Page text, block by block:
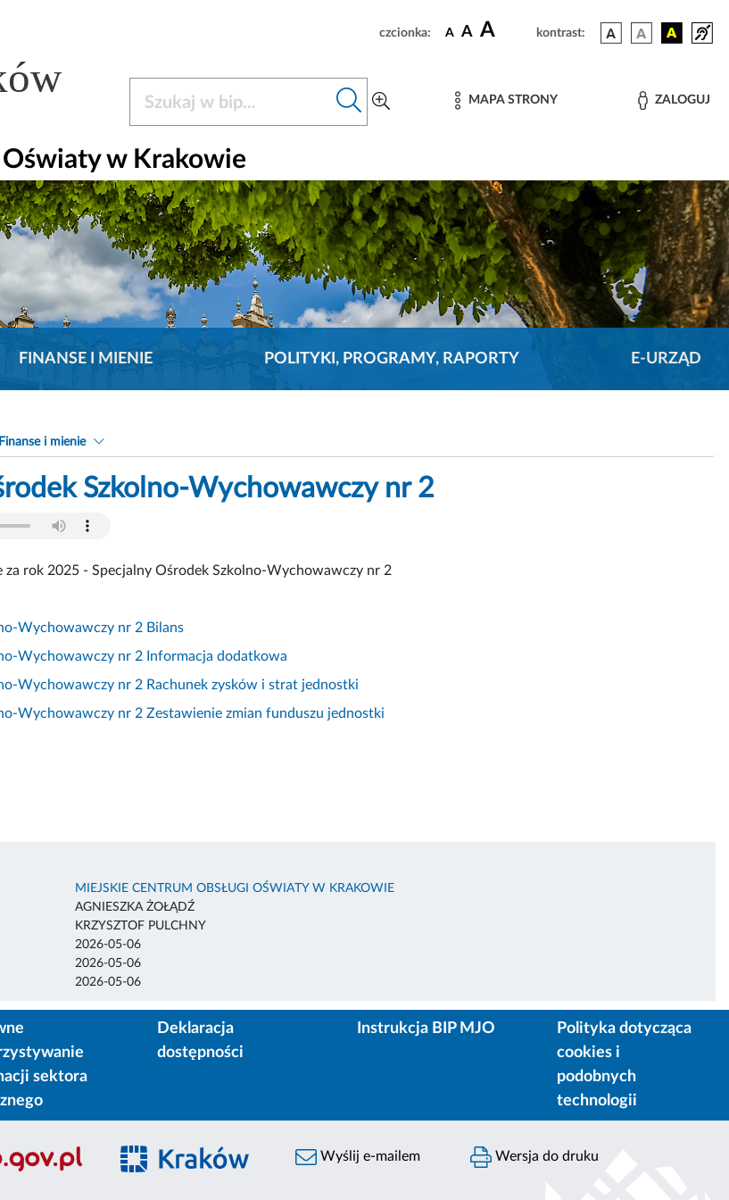
czcionka: A A A kontrast:
MAPA STRONY ZALOGUJ
w Krakowie
FINANSE I MIENIE POLITYKI, PROGRAMY, RAPORTY E-URZĄD
Finanse i mienie
Szkolno-Wychowawczy nr 2
za rok 2025 - Specjalny Ośrodek Szkolno-Wychowawczy nr 2
Wychowawczy nr 2 Bilans
Wychowawczy nr 2 Informacja dodatkowa
Wychowawczy nr 2 Rachunek zysków i strat jednostki
Wychowawczy nr 2 Zestawienie zmian funduszu jednostki
MIEJSKIE CENTRUM OBSŁUGI OŚWIATY W KRAKOWIE
AGNIESZKA ŻOŁĄDŹ
KRZYSZTOF PULCHNY
2026-05-06
2026-05-06
2026-05-06
sektora
Deklaracja
dostępności
Instrukcja BIP MJO
Polityka dotycząca
cookies i
podobnych
technologii
Wyślij e-mailem Wersja do druku